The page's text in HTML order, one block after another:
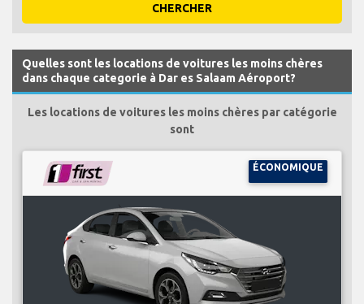
CHERCHER
Quelles sont les locations de voitures les moins chères
dans chaque categorie à Dar es Salaam Aéroport?
Les locations de voitures les moins chères par catégorie
sont
ÉCONOMIQUE